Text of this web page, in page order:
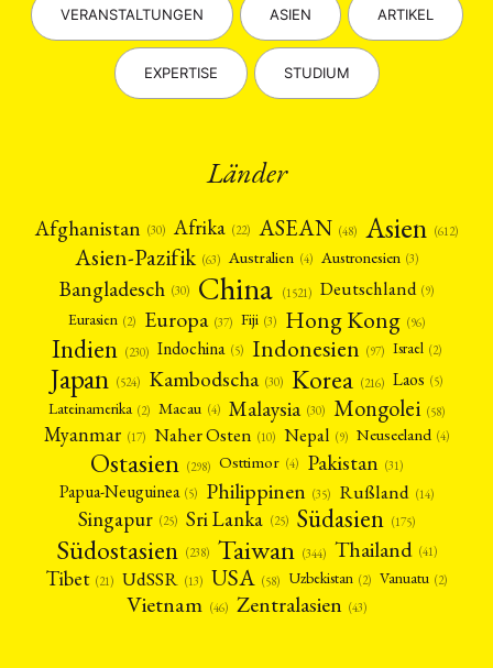
VERANSTALTUNGEN ASIEN ARTIKEL
EXPERTISE STUDIUM
Länder
Afghanistan (30) Afrika (22) ASEAN (48) Asien (612)
Asien-Pazifik (63) Australien (4) Austronesien (3)
Bangladesch (30) China (1521) Deutschland (9)
Eurasien (2) Europa (37) Fiji (3) Hong Kong (96)
Indien (230) Indochina (5) Indonesien (97) Israel (2)
Japan (524) Kambodscha (30) Korea (216) Laos (5)
Lateinamerika (2) Macau (4) Malaysia (30) Mongolei (58)
Myanmar (17) Naher Osten (10) Nepal (9) Neuseeland (4)
Ostasien (298) Osttimor (4) Pakistan (31)
Papua-Neuguinea (5) Philippinen (35) Rußland (14)
Singapur (25) Sri Lanka (25) Südasien (175)
Südostasien (238) Taiwan (344) Thailand (41)
Tibet (21) UdSSR (13) USA (58) Uzbekistan (2) Vanuatu (2)
Vietnam (46) Zentralasien (43)